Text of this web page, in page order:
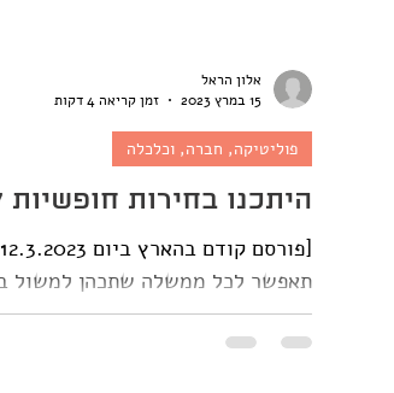
היתכנו בחירות
תאפשר לכל ממשלה שתכהן למשול
פוליטיקה, חברה, וכלכלה
אלון הראל
15 במרץ 2023
זמן קריאה 4 דקות